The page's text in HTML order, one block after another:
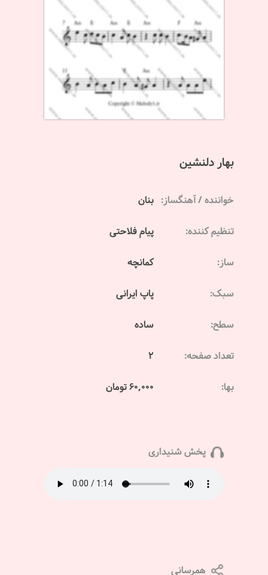
بهار دلنشین
خواننده / آهنگساز: بنان
تنظیم کننده: پیام فلاحتی
ساز: کمانچه
سبک: پاپ ایرانی
سطح: ساده
تعداد صفحه: 2
بها: 60,000 تومان
پخش شنیداری
همرسانی